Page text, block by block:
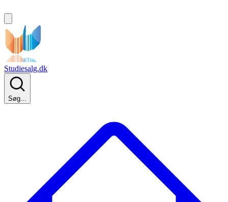
Studiesalg.dk
Søg...